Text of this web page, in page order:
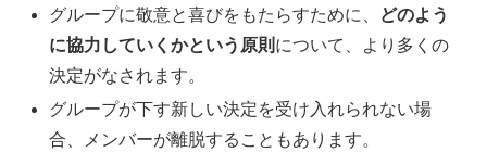
グループに敬意と喜びをもたらすために、
どのよう
に協力していくかという原則 について、より多くの
決定がなされます。
グループが下す新しい決定を受け入れられない場
合、メンバーが離脱することもあります。